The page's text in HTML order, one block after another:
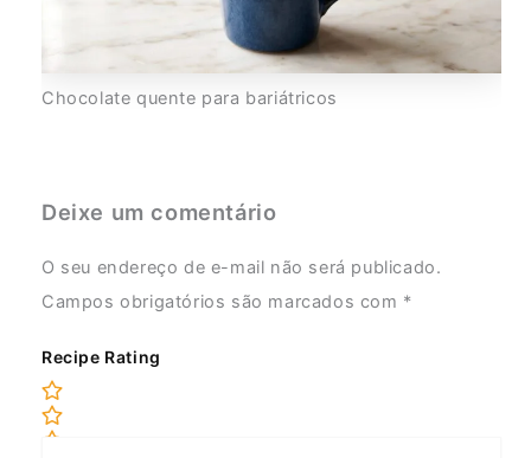
Chocolate quente para bariátricos
Deixe um comentário
O seu endereço de e-mail não será publicado.
Campos obrigatórios são marcados com *
Recipe Rating